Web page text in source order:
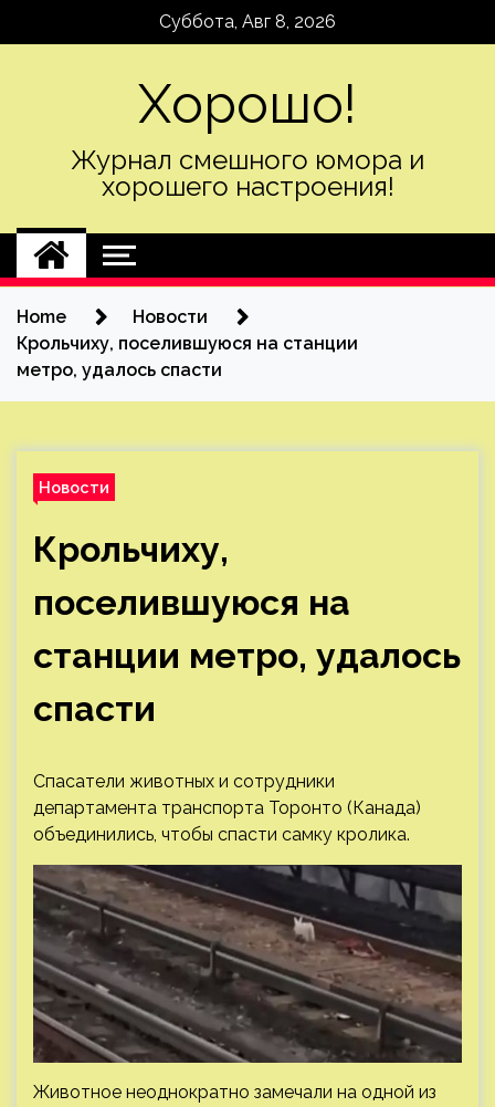
Суббота, Авг 8, 2026
Хорошо!
Журнал смешного юмора и
хорошего настроения!
Home
Новости
Крольчиху, поселившуюся на станции
метро, удалось спасти
Новости
Крольчиху,
поселившуюся на
станции метро, удалось
спасти
Спасатели животных и сотрудники
департамента транспорта Торонто (Канада)
объединились, чтобы спасти самку кролика.
Животное неоднократно замечали на одной из